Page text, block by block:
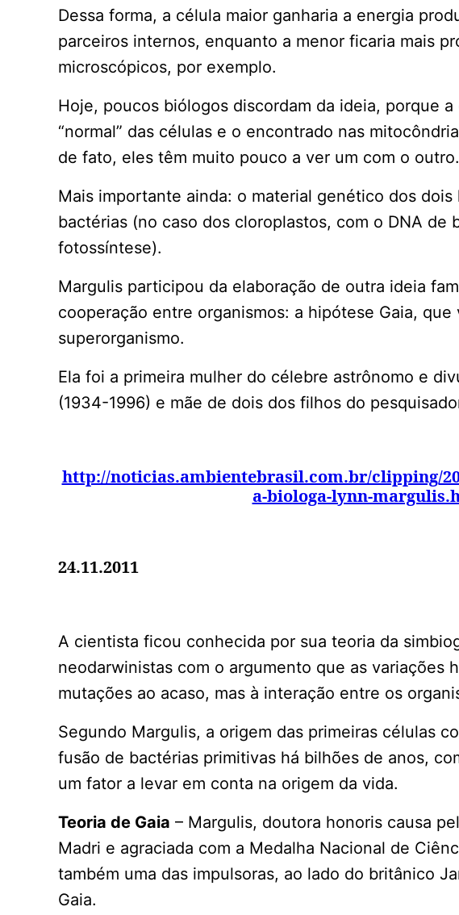
Dessa forma, a célula maior ganharia a energia
parceiros internos, enquanto a menor ficaria mais
microscópicos, por exemplo.
Hoje, poucos biólogos discordam da ideia, porque
“normal” das células e o encontrado nas
de fato, eles têm muito pouco a ver um com o outro.
Mais importante ainda: o material genético dos
bactérias (no caso dos cloroplastos, com o DNA de
fotossíntese).
Margulis participou da elaboração de outra ideia
cooperação entre organismos: a hipótese Gaia, que
superorganismo.
Ela foi a primeira mulher do célebre astrônomo e
(1934-1996) e mãe de dois dos filhos do
http://noticias.ambientebrasil.com.br/clipping/
a-biologa-lynn-
24.11.2011
A cientista ficou conhecida por sua teoria da
neodarwinistas com o argumento que as variações
mutações ao acaso, mas à interação entre os
Segundo Margulis, a origem das primeiras células
fusão de bactérias primitivas há bilhões de anos,
um fator a levar em conta na origem da vida.
Teoria de Gaia – Margulis, doutora honoris causa
Madri e agraciada com a Medalha Nacional de
também uma das impulsoras, ao lado do britânico
Gaia.